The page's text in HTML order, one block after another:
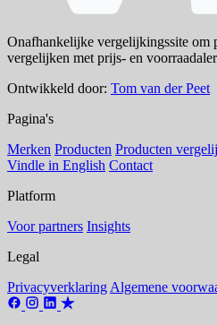
Onafhankelijke vergelijkingssite om
vergelijken met prijs- en
Ontwikkeld door: Tom van der Peet
Pagina's
Merken Producten Producten
Vindle in English Contact
Platform
Voor partners Insights
Legal
Privacyverklaring Algemene